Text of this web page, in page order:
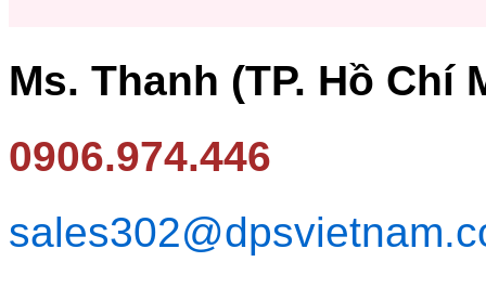
Ms. Thanh (TP. Hồ Chí
0906.974.446